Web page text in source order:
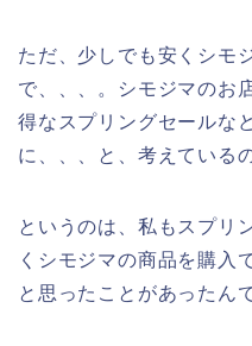
ただ、少しでも安くシモ
で、、、。シモジマのお
得なスプリングセールな
に、、、と、考えている
というのは、私もスプリ
くシモジマの商品を購入
と思ったことがあったん